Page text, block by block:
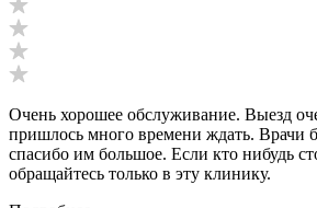
Очень хорошее обслуживание. Выезд
пришлось много времени ждать. Врачи
спасибо им большое. Если кто нибудь
обращайтесь только в эту клинику.